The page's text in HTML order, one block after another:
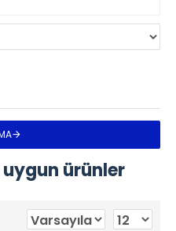
ürünler